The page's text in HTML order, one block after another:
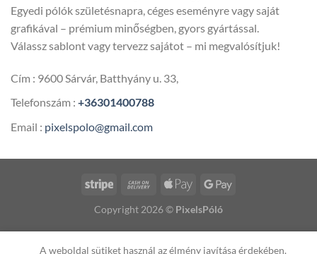
Egyedi pólók születésnapra, céges eseményre vagy saját
grafikával – prémium minőségben, gyors gyártással.
Válassz sablont vagy tervezz sajátot – mi megvalósítjuk!
Cím : 9600 Sárvár, Batthyány u. 33,
Telefonszám : +36301400788
Email : pixelspolo@gmail.com
Copyright 2026 © PixelsPóló
A weboldal sütiket használ az élmény javítása érdekében.